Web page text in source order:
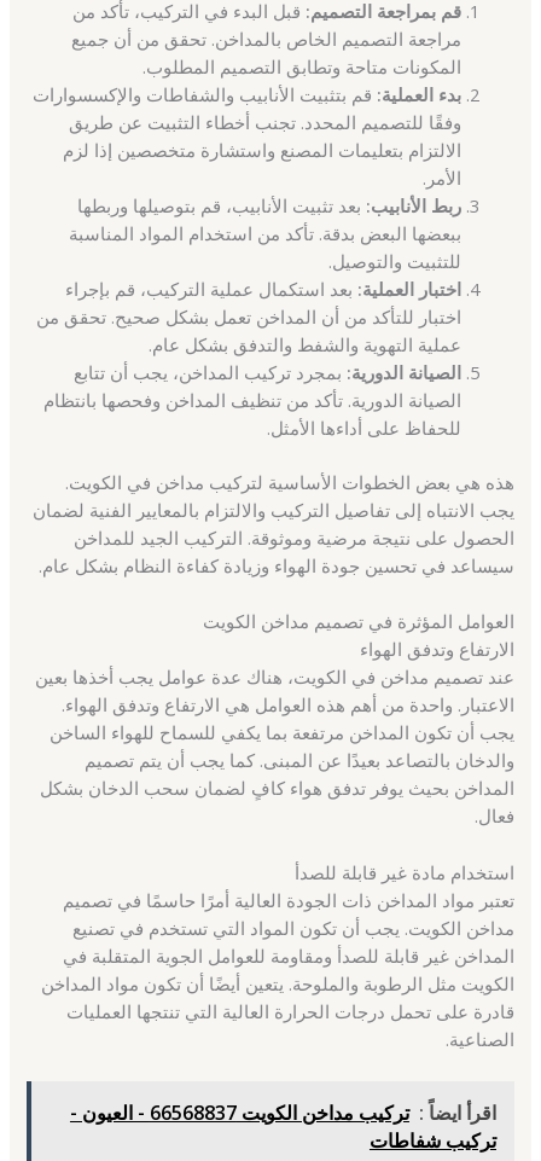
قم بمراجعة التصميم: قبل البدء في التركيب، تأكد من
مراجعة التصميم الخاص بالمداخن. تحقق من أن جميع
المكونات متاحة وتطابق التصميم المطلوب.
بدء العملية: قم بتثبيت الأنابيب والشفاطات والإكسسوارات
وفقًا للتصميم المحدد. تجنب أخطاء التثبيت عن طريق
الالتزام بتعليمات المصنع واستشارة متخصصين إذا لزم
الأمر.
ربط الأنابيب: بعد تثبيت الأنابيب، قم بتوصيلها وربطها
ببعضها البعض بدقة. تأكد من استخدام المواد المناسبة
للتثبيت والتوصيل.
اختبار العملية: بعد استكمال عملية التركيب، قم بإجراء
اختبار للتأكد من أن المداخن تعمل بشكل صحيح. تحقق من
عملية التهوية والشفط والتدفق بشكل عام.
الصيانة الدورية: بمجرد تركيب المداخن، يجب أن تتابع
الصيانة الدورية. تأكد من تنظيف المداخن وفحصها بانتظام
للحفاظ على أداءها الأمثل.
هذه هي بعض الخطوات الأساسية لتركيب مداخن في الكويت.
يجب الانتباه إلى تفاصيل التركيب والالتزام بالمعايير الفنية لضمان
الحصول على نتيجة مرضية وموثوقة. التركيب الجيد للمداخن
سيساعد في تحسين جودة الهواء وزيادة كفاءة النظام بشكل عام.
العوامل المؤثرة في تصميم مداخن الكويت
الارتفاع وتدفق الهواء
عند تصميم مداخن في الكويت، هناك عدة عوامل يجب أخذها بعين
الاعتبار. واحدة من أهم هذه العوامل هي الارتفاع وتدفق الهواء.
يجب أن تكون المداخن مرتفعة بما يكفي للسماح للهواء الساخن
والدخان بالتصاعد بعيدًا عن المبنى. كما يجب أن يتم تصميم
المداخن بحيث يوفر تدفق هواء كافٍ لضمان سحب الدخان بشكل
فعال.
استخدام مادة غير قابلة للصدأ
تعتبر مواد المداخن ذات الجودة العالية أمرًا حاسمًا في تصميم
مداخن الكويت. يجب أن تكون المواد التي تستخدم في تصنيع
المداخن غير قابلة للصدأ ومقاومة للعوامل الجوية المتقلبة في
الكويت مثل الرطوبة والملوحة. يتعين أيضًا أن تكون مواد المداخن
قادرة على تحمل درجات الحرارة العالية التي تنتجها العمليات
الصناعية.
اقرأ ايضاً :
تركيب مداخن الكويت 66568837 - العيون -
تركيب شفاطات